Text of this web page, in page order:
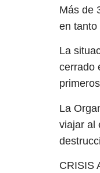
Más de
en tanto
La
cerrado
La
viajar al
CRISIS